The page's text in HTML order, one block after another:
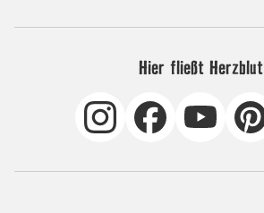
Hier fließt Herzblut